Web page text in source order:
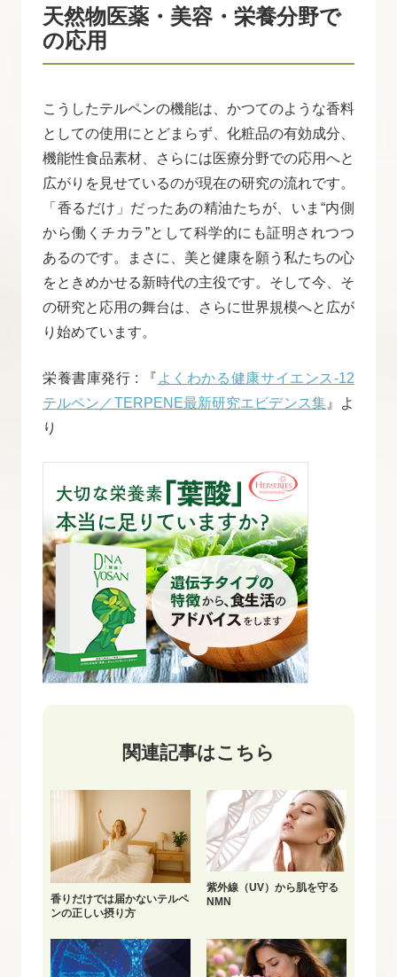
天然物医薬・美容・栄養分野で
の応用
こうしたテルペンの機能は、かつてのような香料
としての使用にとどまらず、化粧品の有効成分、
機能性食品素材、さらには医療分野での応用へと
広がりを見せているのが現在の研究の流れです。
「香るだけ」だったあの精油たちが、いま“内側
から働くチカラ”として科学的にも証明されつつ
あるのです。まさに、美と健康を願う私たちの心
をときめかせる新時代の主役です。そして今、そ
の研究と応用の舞台は、さらに世界規模へと広が
り始めています。
栄養書庫発行 : 『 よくわかる健康サイエンス-12
テルペン／TERPENE最新研究エビデンス集』よ
り
関連記事はこちら
香りだけでは届かないテルペ
ンの正しい摂り方
紫外線（UV）から肌を守る
NMN